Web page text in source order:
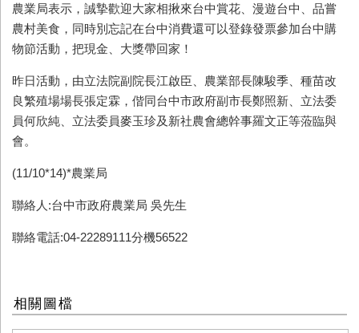
農業局表示，誠摯歡迎大家相揪來台中賞花、漫遊台中、品嘗
農村美食，同時別忘記在台中消費還可以登錄發票參加台中購
物節活動，把現金、大獎帶回家！
昨日活動，由立法院副院長江啟臣、農業部長陳駿季、種苗改
良繁殖場場長張定霖，偕同台中市政府副市長鄭照新、立法委
員何欣純、立法委員麥玉珍及新社農會總幹事羅文正等蒞臨與
會。
(11/10*14)*農業局
聯絡人:台中市政府農業局 吳先生
聯絡電話:04-22289111分機56522
相關圖檔